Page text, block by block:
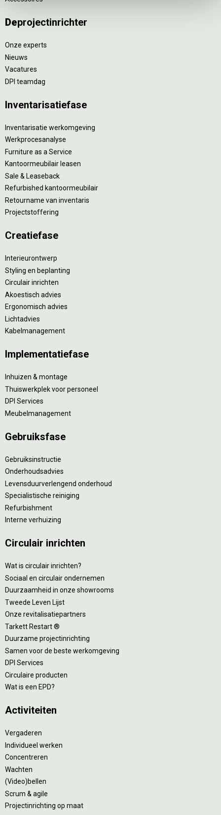
Deprojectinrichter
Onze experts
Nieuws
Vacatures
DPI teamdag
Inventarisatiefase
Inventarisatie werkomgeving
Werkprocesanalyse
Furniture as a Service
Kantoormeubilair leasen
Sale & Leaseback
Refurbished kantoormeubilair
Retourname van inventaris
Projectstoffering
Creatiefase
Interieurontwerp
Styling en beplanting
Circulair inrichten
Akoestisch advies
Ergonomisch advies
Lichtadvies
Kabelmanagement
Implementatiefase
Inhuizen & montage
Thuiswerkplek voor personeel
DPI Services
Meubelmanagement
Gebruiksfase
Gebruiksinstructie
Onderhoudsadvies
Levensduurverlengend onderhoud
Specialistische reiniging
Refurbishment
Interne verhuizing
Circulair inrichten
Wat is circulair inrichten?
Sociaal en circulair ondernemen
Duurzaamheid in onze showrooms
Tweede Leven Lijst
Onze revitalisatiepartners
Tarkett Restart ®
Duurzame projectinrichting
Samen voor de beste werkomgeving
DPI Services
Circulaire producten
Wat is een EPD?
Activiteiten
Vergaderen
Individueel werken
Concentreren
Wachten
(Video)bellen
Scrum & agile
Projectinrichting op maat